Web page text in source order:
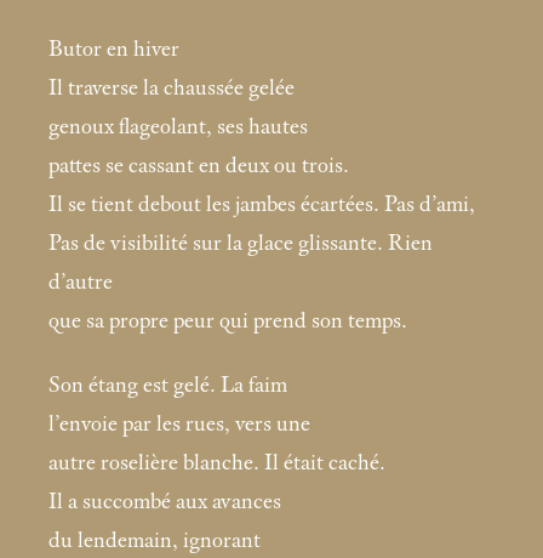
Butor en hiver
Il traverse la chaussée gelée
genoux flageolant, ses hautes
pattes se cassant en deux ou trois.
Il se tient debout les jambes écartées. Pas d’ami,
Pas de visibilité sur la glace glissante. Rien
d’autre
que sa propre peur qui prend son temps.
Son étang est gelé. La faim
l’envoie par les rues, vers une
autre roselière blanche. Il était caché.
Il a succombé aux avances
du lendemain, ignorant